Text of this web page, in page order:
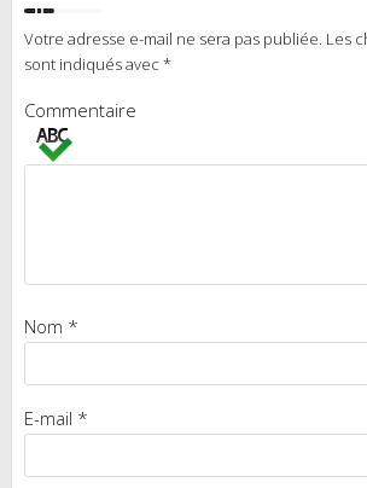
Votre adresse e-mail ne sera pas publiée. Les
sont indiqués avec *
Commentaire
Nom *
E-mail *